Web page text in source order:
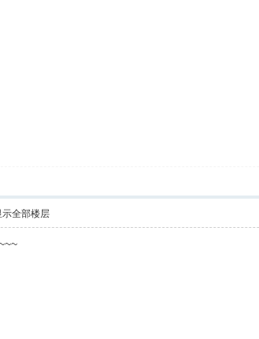
示全部楼层